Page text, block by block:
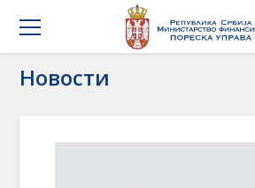
Новости